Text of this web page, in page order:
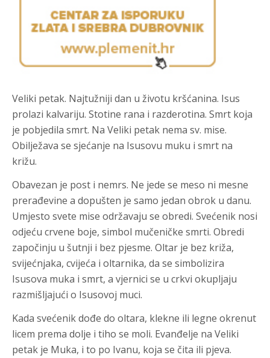
Veliki petak. Najtužniji dan u životu kršćanina. Isus
prolazi kalvariju. Stotine rana i razderotina. Smrt koja
je pobjedila smrt. Na Veliki petak nema sv. mise.
Obilježava se sjećanje na Isusovu muku i smrt na
križu.
Obavezan je post i nemrs. Ne jede se meso ni mesne
prerađevine a dopušten je samo jedan obrok u danu.
Umjesto svete mise održavaju se obredi. Svećenik nosi
odjeću crvene boje, simbol mučeničke smrti. Obredi
započinju u šutnji i bez pjesme. Oltar je bez križa,
svijećnjaka, cvijeća i oltarnika, da se simbolizira
Isusova muka i smrt, a vjernici se u crkvi okupljaju
razmišljajući o Isusovoj muci.
Kada svećenik dođe do oltara, klekne ili legne okrenut
licem prema dolje i tiho se moli. Evanđelje na Veliki
petak je Muka, i to po Ivanu, koja se čita ili pjeva.